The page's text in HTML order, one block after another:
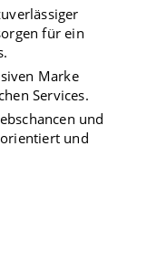
für ein
Marke
Services.
und
und